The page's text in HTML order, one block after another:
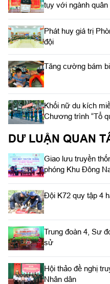
tụy với ngành quân
Phát huy giá trị
đội
Tăng cường bám
Khối nữ du kích
Chương trình “Tổ
DƯ LUẬN QUAN
Giao lưu truyền
phóng Khu Đông
Đội K72 quy tập 4
Trung đoàn 4, Sư
sử
Hội thảo đề nghị
Nhân dân